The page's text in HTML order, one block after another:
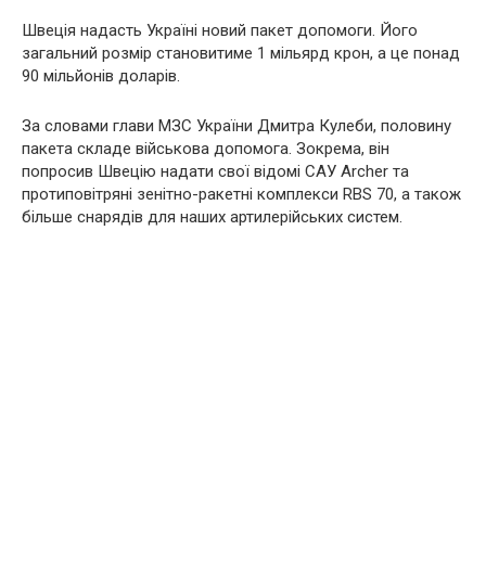
Швеція надасть Україні новий пакет допомоги. Його
загальний розмір становитиме 1 мільярд крон, а це понад
90 мільйонів доларів.
За словами глави МЗС України Дмитра Кулеби, половину
пакета складе військова допомога. Зокрема, він
попросив Швецію надати свої відомі САУ Archer та
протиповітряні зенітно-ракетні комплекси RBS 70, а також
більше снарядів для наших артилерійських систем.